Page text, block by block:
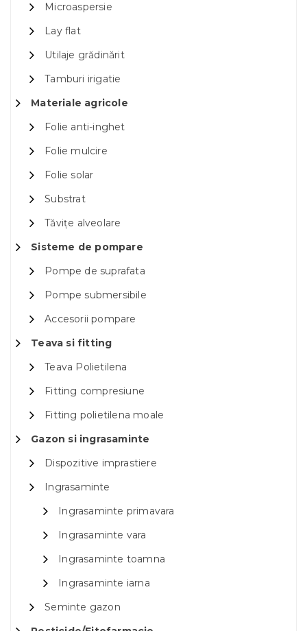
Microaspersie
Lay flat
Utilaje grădinărit
Tamburi irigatie
Materiale agricole
Folie anti-inghet
Folie mulcire
Folie solar
Substrat
Tăvițe alveolare
Sisteme de pompare
Pompe de suprafata
Pompe submersibile
Accesorii pompare
Teava si fitting
Teava Polietilena
Fitting compresiune
Fitting polietilena moale
Gazon si ingrasaminte
Dispozitive imprastiere
Ingrasaminte
Ingrasaminte primavara
Ingrasaminte vara
Ingrasaminte toamna
Ingrasaminte iarna
Seminte gazon